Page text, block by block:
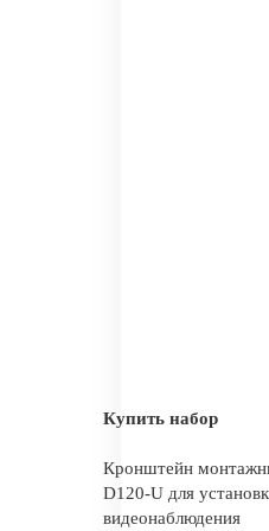
Купить набор
Кронштейн
D120-U для
видеонаблюдения